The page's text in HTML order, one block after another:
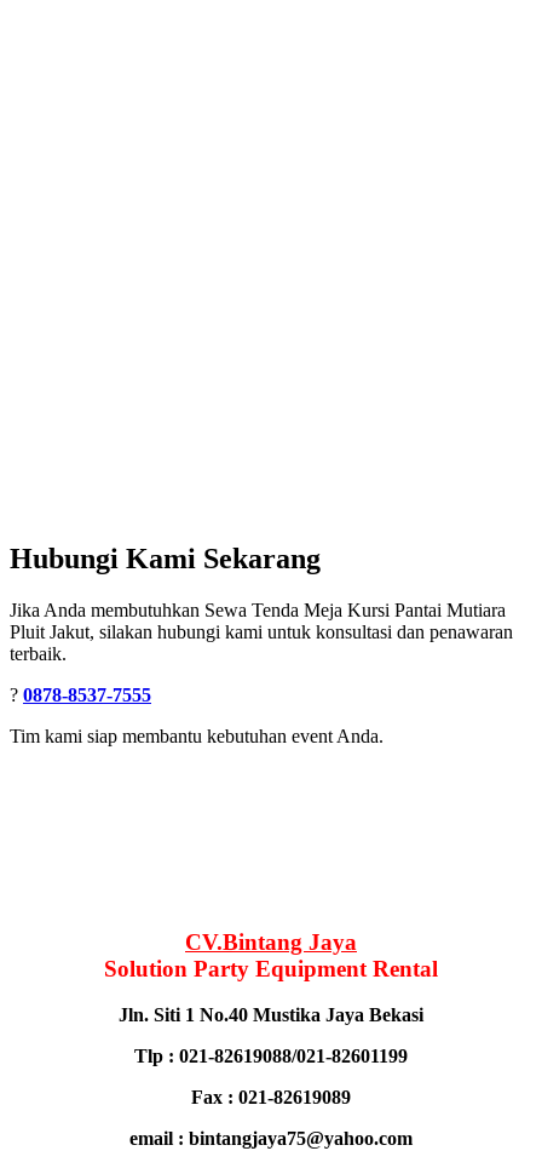
Hubungi Kami Sekarang
Jika Anda membutuhkan Sewa Tenda Meja Kursi Pantai Mutiara
Pluit Jakut, silakan hubungi kami untuk konsultasi dan penawaran
terbaik.
? 0878-8537-7555
Tim kami siap membantu kebutuhan event Anda.
CV.Bintang Jaya
Solution Party Equipment Rental
Jln. Siti 1 No.40 Mustika Jaya Bekasi
Tlp : 021-82619088/021-82601199
Fax : 021-82619089
email : bintangjaya75@yahoo.com